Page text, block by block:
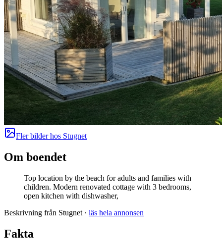
Fler bilder hos Stugnet
Om boendet
Top location by the beach for adults and families with
children. Modern renovated cottage with 3 bedrooms,
open kitchen with dishwasher,
Beskrivning från Stugnet · läs hela annonsen
Fakta